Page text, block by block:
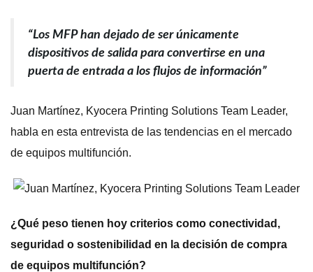
“Los MFP han dejado de ser únicamente
dispositivos de salida para convertirse en una
puerta de entrada a los flujos de información”
Juan Martínez, Kyocera Printing Solutions Team Leader,
habla en esta entrevista de las tendencias en el mercado
de equipos multifunción.
¿Qué peso tienen hoy criterios como conectividad,
seguridad o sostenibilidad en la decisión de compra
de equipos multifunción?